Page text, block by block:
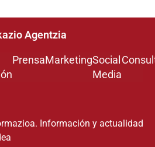
Agentzia
PrensaMarketingSocial
Media
Información y actualidad